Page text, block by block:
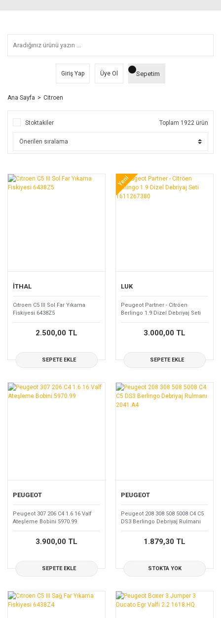
Giriş Yap Üye Ol Sepetim
Ana Sayfa Citroen
Stoktakiler Toplam 1922 ürün
İTHAL
Cıtroen C5 III Sol Far Yıkama
Fiskiyesi 6438Z5
2.500,00 TL
SEPETE EKLE
Yeni
LUK
Peugeot Partner - Citröen
Berlingo 1.9 Dizel Debriyaj Seti
1611267380
3.000,00 TL
SEPETE EKLE
PEUGEOT
Peugeot 307 206 C4 1.6 16 Valf
Ateşleme Bobini 5970.99
3.900,00 TL
SEPETE EKLE
PEUGEOT
Peugeot 208 308 508 5008 C4 C5
DS3 Berlingo Debriyaj Rulmanı
2041.A4
1.879,30 TL
STOKTA YOK